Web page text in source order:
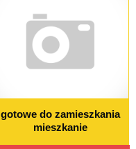
gotowe do zamieszkania
mieszkanie